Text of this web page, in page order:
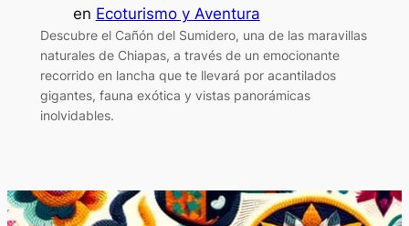
en Ecoturismo y Aventura
Descubre el Cañón del Sumidero, una de las maravillas
naturales de Chiapas, a través de un emocionante
recorrido en lancha que te llevará por acantilados
gigantes, fauna exótica y vistas panorámicas
inolvidables.